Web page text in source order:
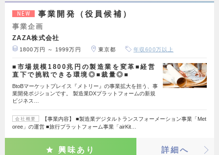
NEW 事業開発（役員候補）
事業企画
ZAZA株式会社
1800万円 ～ 1999万円 東京都 年収600万以上
■市場規模1800兆円の製造業を変革■経営
直下で挑戦できる環境◎■裁量◎■
BtoBマーケットプレイス『メトリー』の事業拡大を担う、事
業開発ポジションです。 製造業DXプラットフォームの新規
ビジネス…
会社概要
【事業内容】 ■製造業デジタルトランスフォーメーション事業「Met
oree」の運営 ■旅行プラットフォーム事業「airKit…
興味あり 詳細へ